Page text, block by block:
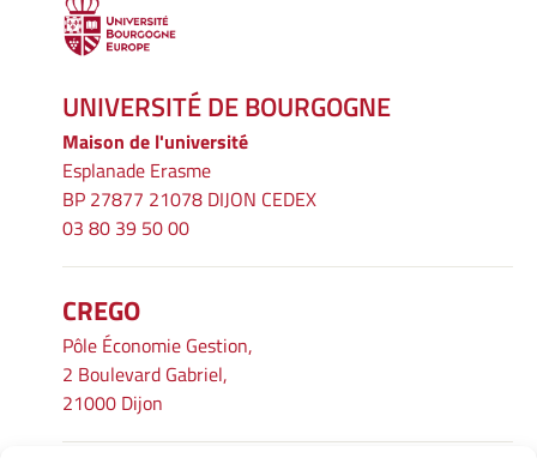
UNIVERSITÉ DE BOURGOGNE
Maison de l'université
Esplanade Erasme
BP 27877 21078 DIJON CEDEX
03 80 39 50 00
CREGO
Pôle Économie Gestion,
2 Boulevard Gabriel,
21000 Dijon